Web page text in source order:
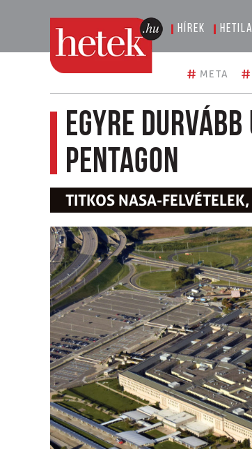
Hírek
# META #
Egyre
Pentagon
TITKOS NASA-